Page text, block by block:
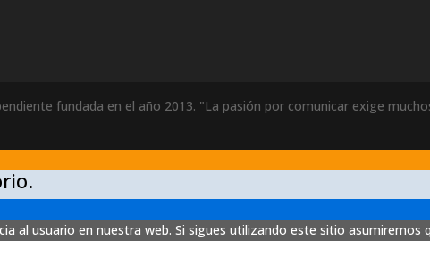
fundada en el año 2013. "La pasión por comunicar exige
al usuario en nuestra web. Si sigues utilizando este sitio asumiremos